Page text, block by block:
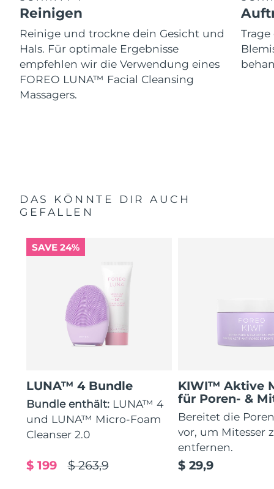
Reinigen
Reinige und trockne dein Gesicht und
Hals. Für optimale Ergebnisse
empfehlen wir die Verwendung eines
FOREO LUNA™ Facial Cleansing
Massagers.
Trage
DAS KÖNNTE DIR AUCH
GEFALLEN
SAVE 24%
LUNA™ 4 Bundle
Bundle enthält: LUNA™ 4
und LUNA™ Micro-Foam
Cleanser 2.0
$ 263,9
$ 199
KIWI™ Aktive
für Poren- &
Bereitet die
vor, um Mitesser
entfernen.
$ 29,9